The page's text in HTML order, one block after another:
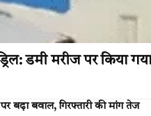
डमी मरीज पर किया
बढ़ा बवाल, गिरफ्तारी की मांग तेज